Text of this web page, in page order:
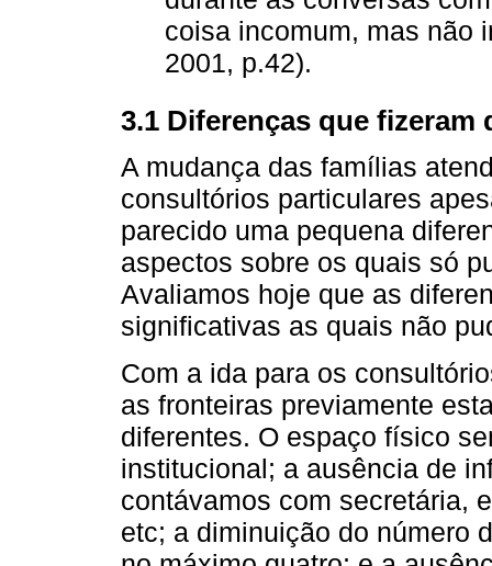
coisa incomum, mas não
2001, p.42).
3.1 Diferenças que fizeram
A mudança das famílias
consultórios particulares
parecido uma pequena
aspectos sobre os quais só
Avaliamos hoje que as
significativas as quais não
Com a ida para os
as fronteiras previamente
diferentes. O espaço físico
institucional; a ausência de
contávamos com secretária,
etc; a diminuição do número